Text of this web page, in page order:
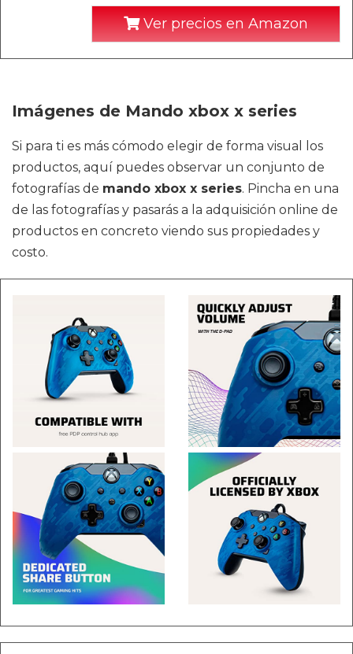
Ver precios en Amazon
Imágenes de Mando xbox x series
Si para ti es más cómodo elegir de forma visual los
productos, aquí puedes observar un conjunto de
fotografías de mando xbox x series. Pincha en una
de las fotografías y pasarás a la adquisición online de
productos en concreto viendo sus propiedades y
costo.